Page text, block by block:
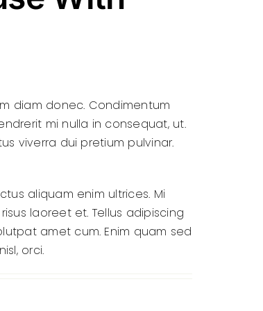
diam donec. Condimentum
mi nulla in consequat, ut.
viverra dui pretium pulvinar.
aliquam enim ultrices. Mi
laoreet et. Tellus adipiscing
amet cum. Enim quam sed
orci.